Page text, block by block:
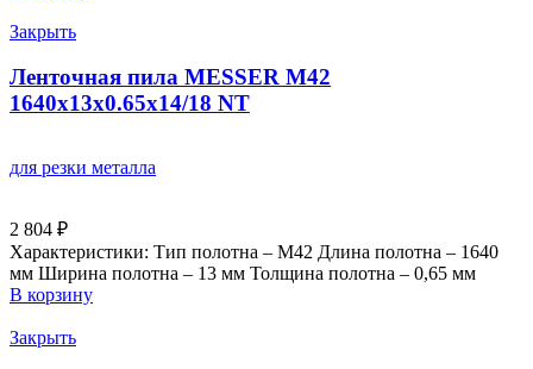
Закрыть
Ленточная пила MESSER М42
1640х13х0.65х14/18 NT
для резки металла
2 804 ₽
Характеристики: Тип полотна – M42 Длина полотна – 1640
мм Ширина полотна – 13 мм Толщина полотна – 0,65 мм
В корзину
Закрыть